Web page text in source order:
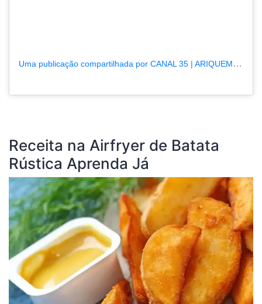
Uma publicação compartilhada por CANAL 35 | ARIQUEMES190.COM.BR (@tvpcanal35)
Receita na Airfryer de Batata
Rústica Aprenda Já